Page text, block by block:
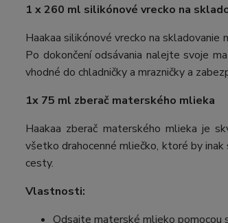
1 x 260 ml silikónové vrecko na
Haakaa silikónové vrecko na skladovanie
Po dokončení odsávania nalejte svoje
vhodné do chladničky a mrazničky a
1x 75 ml zberač materského mlieka
Haakaa zberač materského mlieka je
všetko drahocenné mliečko, ktoré by
cesty.
Vlastnosti:
Odsajte materské mlieko pomocou